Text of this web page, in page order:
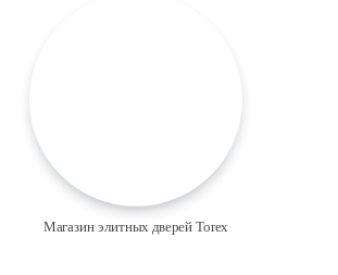
Магазин элитных дверей Torex